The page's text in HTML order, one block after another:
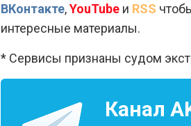
ВКонтакте,YouTube и RSS
интересные материалы.
* Сервисы признаны судом
Канал